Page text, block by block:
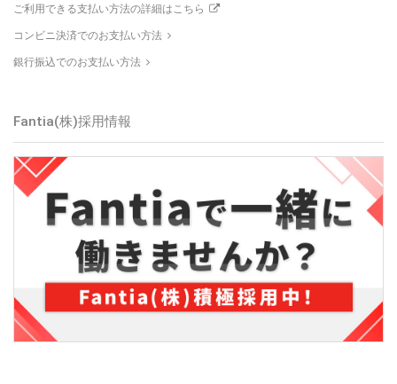
ご利用できる支払い方法の詳細はこちら
コンビニ決済でのお支払い方法
銀行振込でのお支払い方法
Fantia(株)採用情報